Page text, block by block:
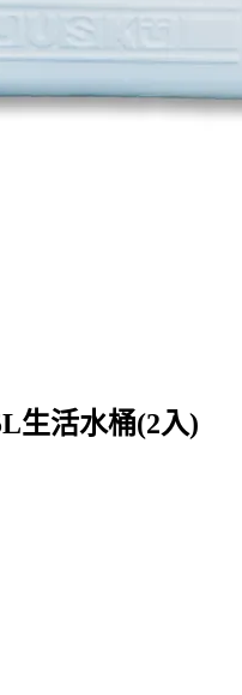
生活水桶(2入)